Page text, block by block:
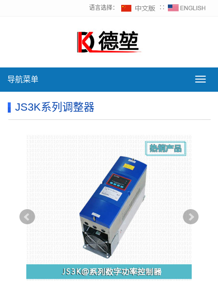
语言选择： ∷
导
导航菜单
JS3K系列调整器